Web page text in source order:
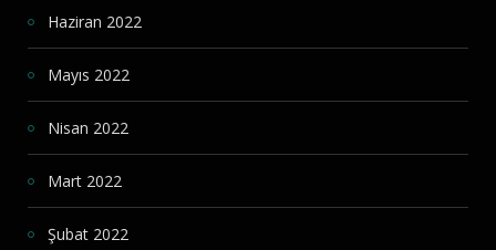
Haziran 2022
Mayıs 2022
Nisan 2022
Mart 2022
Şubat 2022